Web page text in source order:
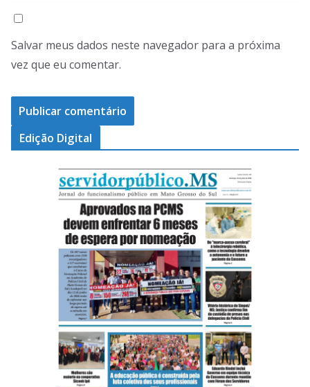
Salvar meus dados neste navegador para a próxima
vez que eu comentar.
Edição Digital